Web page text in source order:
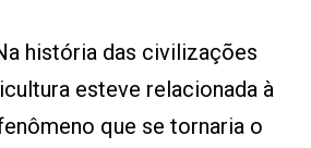
história das civilizações
esteve relacionada à
que se tornaria o